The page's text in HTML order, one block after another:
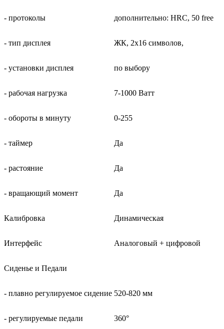
- протоколы дополнительно: HRC, 50 free
- тип дисплея ЖК, 2x16 символов,
- установки дисплея по выбору
- рабочая нагрузка 7-1000 Ватт
- обороты в минуту 0-255
- таймер Да
- растояние Да
- вращающий момент Да
Калибровка Динамическая
Интерфейс Аналоговый + цифровой
Сиденье и Педали
- плавно регулируемое сидение 520-820 мм
- регулируемые педали 360°